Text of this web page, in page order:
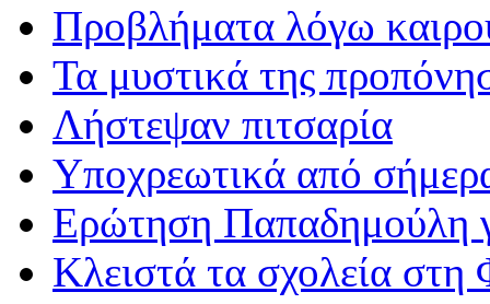
Προβλήματα λόγω
Τα μυστικά της
Λήστεψαν πιτσαρία
Υποχρεωτικά από
Ερώτηση Παπαδημούλη
Κλειστά τα σχολεία στη